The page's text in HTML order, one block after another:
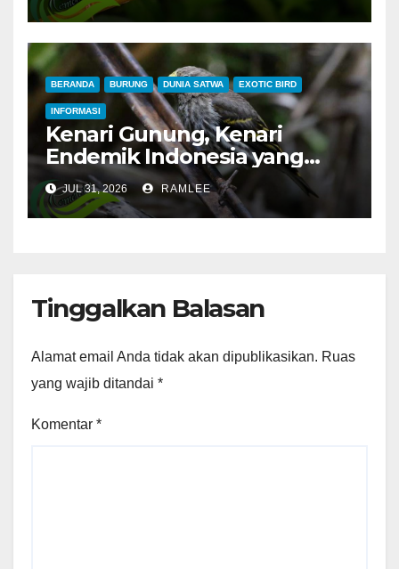
BERANDA BURUNG DUNIA SATWA EXOTIC BIRD
INFORMASI
Kenari Gunung, Kenari
Endemik Indonesia yang
Sangat Sulit Dipelihara
JUL 31, 2026 RAMLEE
Tinggalkan Balasan
Alamat email Anda tidak akan dipublikasikan. Ruas
yang wajib ditandai *
Komentar *